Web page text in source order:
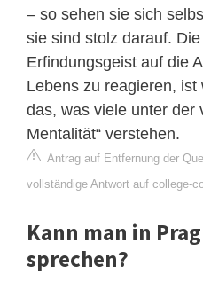
– so sehen sie sich
sie sind stolz darauf.
Erfindungsgeist auf die
Lebens zu reagieren,
das, was viele unter der
Mentalität“ verstehen.
Antrag auf Entfernung der
vollständige Antwort auf college-
Kann man in
sprechen?